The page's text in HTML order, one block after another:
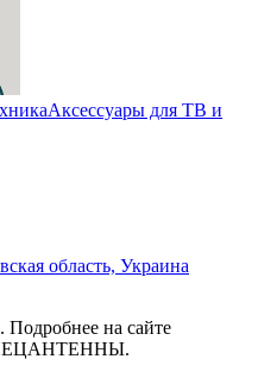
Аксессуары для ТВ и
область, Украина
на сайте